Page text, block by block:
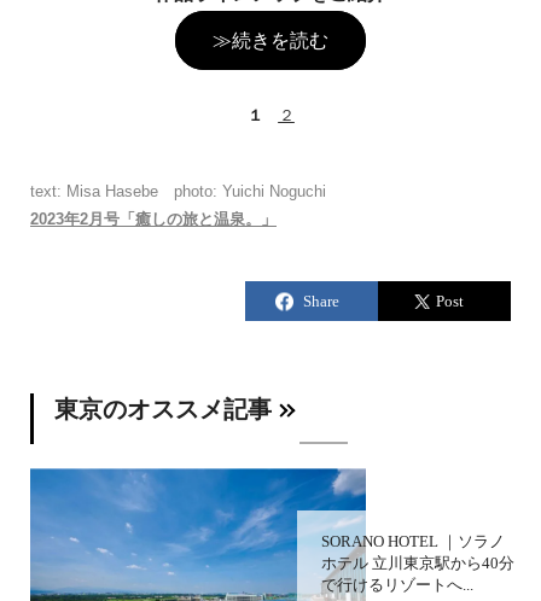
≫続きを読む
１ ２
text: Misa Hasebe photo: Yuichi Noguchi
2023年2月号「癒しの旅と温泉。」
東京のオススメ記事
SORANO HOTEL ｜ソラノ
ホテル 立川東京駅から40分
で行けるリゾートへ...